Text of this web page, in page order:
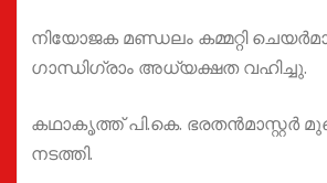
നിയോജക മണ്ഡലം കമ്മറ്റി
ഗാന്ധിഗ്രാം അധ്യക്ഷത വഹിച്ചു.
കഥാകൃത്ത് പി.കെ. ഭരതൻമാസ്റ്റർ
നടത്തി.